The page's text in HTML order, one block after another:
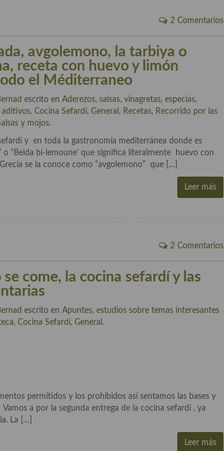
2 Comentarios
avgolemono, la tarbiya o
receta con huevo y limón
el Méditerraneo
escrito enAderezos, salsas, vinagretas, especias,
aditivos,Cocina Sefardí,General , Recetas, Recorrido por las
y mojos.
y en toda la gastronomía mediterránea donde es
“Beida bi-lemoune’ que significa literalmente huevo con
se la conoce como “avgolemono” que […]
Leer más
2 Comentarios
come, la cocina sefardí y las
escrito enApuntes, estudios sobre temas interesantes
,Cocina Sefardí,General .
permitidos y los prohibidos así sentamos las bases y
a por la segunda entrega de la cocina sefardí , ya
La […]
Leer más